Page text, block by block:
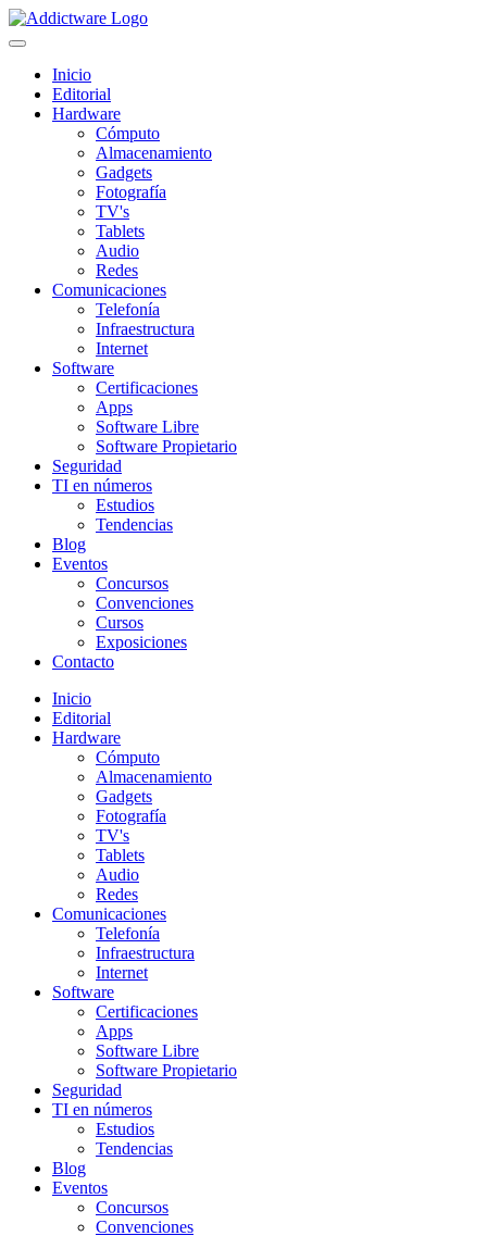
Inicio
Editorial
Hardware
Cómputo
Almacenamiento
Gadgets
Fotografía
TV's
Tablets
Audio
Redes
Comunicaciones
Telefonía
Infraestructura
Internet
Software
Certificaciones
Apps
Software Libre
Software Propietario
Seguridad
TI en números
Estudios
Tendencias
Blog
Eventos
Concursos
Convenciones
Cursos
Exposiciones
Contacto
Inicio
Editorial
Hardware
Cómputo
Almacenamiento
Gadgets
Fotografía
TV's
Tablets
Audio
Redes
Comunicaciones
Telefonía
Infraestructura
Internet
Software
Certificaciones
Apps
Software Libre
Software Propietario
Seguridad
TI en números
Estudios
Tendencias
Blog
Eventos
Concursos
Convenciones